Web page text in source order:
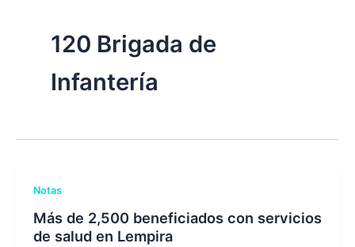
120 Brigada de
Infantería
Notas
Más de 2,500 beneficiados con servicios
de salud en Lempira